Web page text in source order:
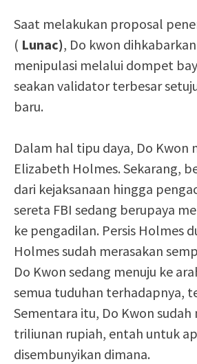
Saat melakukan proposal
( Lunac), Do kwon
menipulasi melalui dompet
seakan validator terbesar
baru.
Dalam hal tipu daya, Do Kwon
Elizabeth Holmes. Sekarang,
dari kejaksanaan hingga
sereta FBI sedang berupaya
ke pengadilan. Persis Holmes
Holmes sudah merasakan
Do Kwon sedang menuju ke
semua tuduhan terhadapnya,
Sementara itu, Do Kwon
triliunan rupiah, entah untuk
disembunyikan dimana.